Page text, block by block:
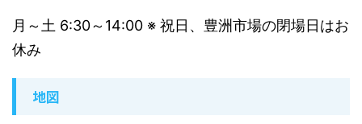
月～土 6:30～14:00 ※ 祝日、豊洲市場の閉場日はお
休み
地図